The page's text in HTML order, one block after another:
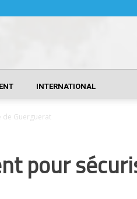
INTERNATIONAL
de Guerguerat
pour